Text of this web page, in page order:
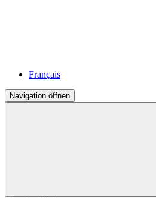
Français
Navigation öffnen